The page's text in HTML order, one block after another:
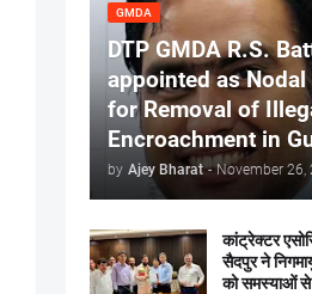
GMDA
DTP GMDA R.S.
appointed as
for Removal of
Encroachment in
by Ajey Bharat - November 26,
कांट्रेक्टर
सैदपुर ने
को समस्याओं से